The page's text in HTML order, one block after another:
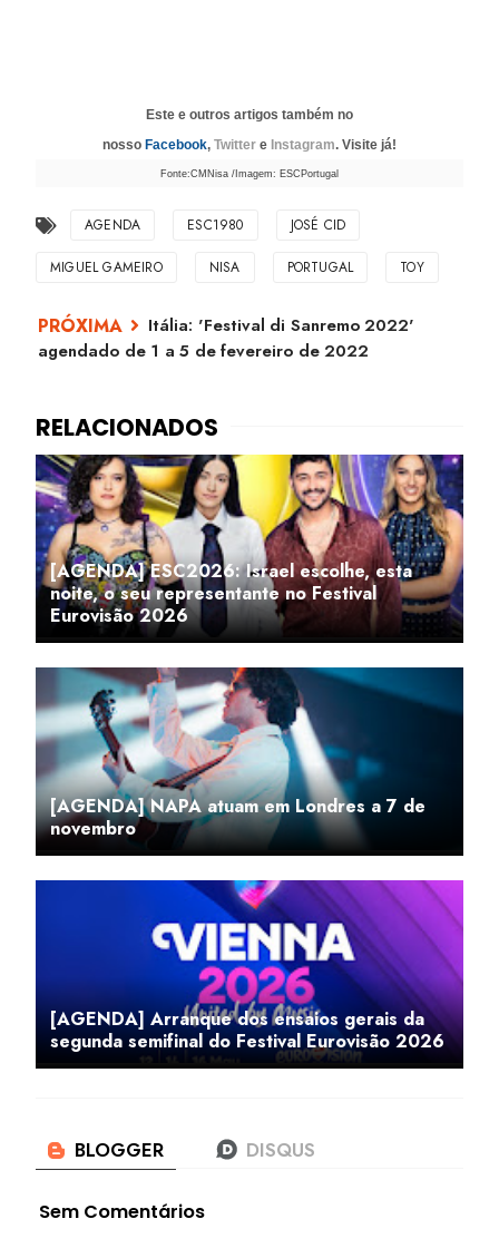
Este e outros artigos também no
nosso Facebook, Twitter e Instagram. Visite já!
Fonte:CMNisa /Imagem: ESCPortugal
AGENDA ESC1980 JOSÉ CID
MIGUEL GAMEIRO NISA PORTUGAL TOY
Itália: 'Festival di Sanremo 2022'
agendado de 1 a 5 de fevereiro de 2022
[AGENDA] ESC2026: Israel escolhe, esta
noite, o seu representante no Festival
Eurovisão 2026
[AGENDA] NAPA atuam em Londres a 7 de
novembro
[AGENDA] Arranque dos ensaios gerais da
segunda semifinal do Festival Eurovisão 2026
Sem Comentários